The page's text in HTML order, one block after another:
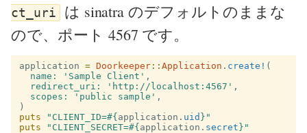
ct_uri は sinatra のデフォルトのままな
ので、ポート 4567 です。
application = Doorkeeper :: Application . create! (
name:
'Sample Client' ,
redirect_uri:
'http://localhost:4567' ,
scopes:
'public sample' ,
)
puts
"CLIENT_ID=#{ application . uid } "
puts
"CLIENT_SECRET=#{ application . secret } "